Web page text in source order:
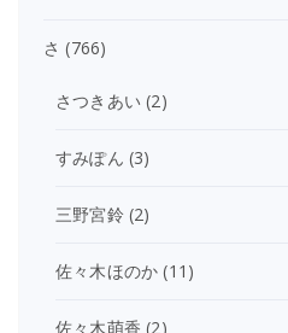
さ (766)
さつきあい (2)
すみぽん (3)
三野宮鈴(2)
佐々木ほのか (11)
佐々木萌香 (2)